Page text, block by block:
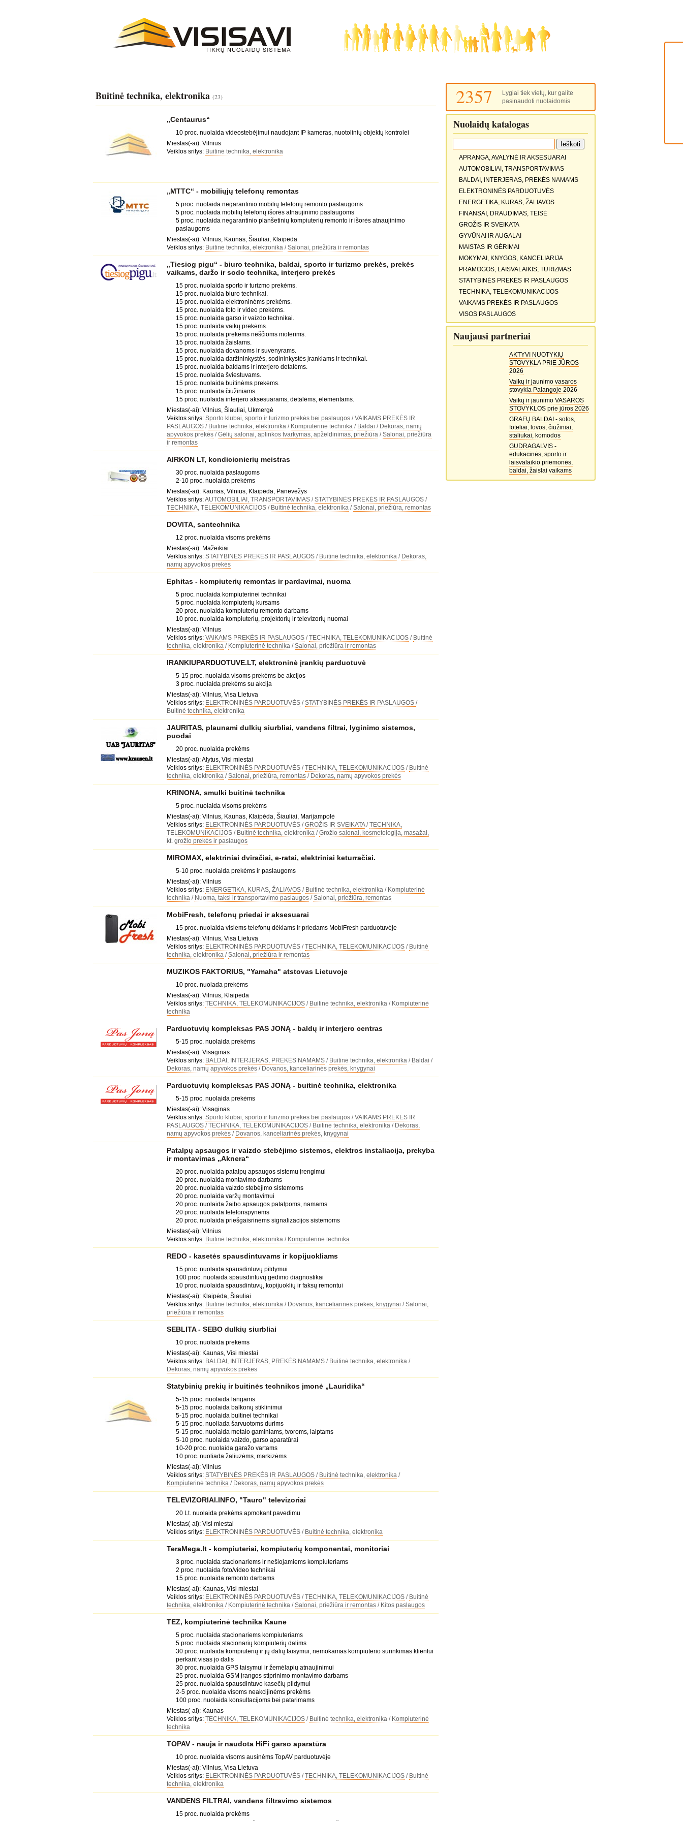
Buitinė technika, elektronika (23)
„Centaurus“
10 proc. nuolaida videostebėjimui naudojant IP kameras, nuotolinių objektų kontrolei
Miestas(-ai): Vilnius
Veiklos sritys: Buitinė technika, elektronika
„MTTC“ - mobiliųjų telefonų remontas
5 proc. nuolaida negarantinio mobilių telefonų remonto paslaugoms
5 proc. nuolaida mobilių telefonų išorės atnaujinimo paslaugoms
5 proc. nuolaida negarantinio planšetinių kompiuterių remonto ir išorės atnaujinimo
paslaugoms
Miestas(-ai): Vilnius, Kaunas, Šiauliai, Klaipėda
Veiklos sritys: Buitinė technika, elektronika/Salonai, priežiūra ir remontas
„Tiesiog pigu“ - biuro technika, baldai, sporto ir turizmo prekės, prekės
vaikams, daržo ir sodo technika, interjero prekės
15 proc. nuolaida sporto ir turizmo prekėms.
15 proc. nuolaida biuro technikai.
15 proc. nuolaida elektroninėms prekėms.
15 proc. nuolaida foto ir video prekėms.
15 proc. nuolaida garso ir vaizdo technikai.
15 proc. nuolaida vaikų prekėms.
15 proc. nuolaida prekėms nėščioms moterims.
15 proc. nuolaida žaislams.
15 proc. nuolaida dovanoms ir suvenyrams.
15 proc. nuolaida daržininkystės, sodininkystės įrankiams ir technikai.
15 proc. nuolaida baldams ir interjero detalėms.
15 proc. nuolaida šviestuvams.
15 proc. nuolaida buitinėms prekėms.
15 proc. nuolaida čiužiniams.
15 proc. nuolaida interjero aksesuarams, detalėms, elementams.
Miestas(-ai): Vilnius, Šiauliai, Ukmergė
Veiklos sritys: Sporto klubai, sporto ir turizmo prekės bei paslaugos/VAIKAMS PREKĖS IR
PASLAUGOS/ Buitinė technika, elektronika/ Kompiuterinė technika/ Baldai / Dekoras, namų
apyvokos prekės/Gėlių salonai, aplinkos tvarkymas, apželdinimas, priežiūra/Salonai, priežiūra
ir remontas
AIRKON LT, kondicionierių meistras
30 proc. nuolaida paslaugoms
2-10 proc. nuolaida prekėms
Miestas(-ai): Kaunas, Vilnius, Klaipėda, Panevėžys
Veiklos sritys:AUTOMOBILIAI, TRANSPORTAVIMAS/STATYBINĖS PREKĖS IR PASLAUGOS /
TECHNIKA, TELEKOMUNIKACIJOS/ Buitinė technika, elektronika/Salonai, priežiūra, remontas
DOVITA, santechnika
12 proc. nuolaida visoms prekėms
Miestas(-ai): Mažeikiai
Veiklos sritys: STATYBINĖS PREKĖS IR PASLAUGOS / Buitinė technika, elektronika/ Dekoras,
namų apyvokos prekės
Ephitas - kompiuterių remontas ir pardavimai, nuoma
5 proc. nuolaida kompiuterinei technikai
5 proc. nuolaida kompiuterių kursams
20 proc. nuolaida kompiuterių remonto darbams
10 proc. nuolaida kompiuterių, projektorių ir televizorių nuomai
Miestas(-ai): Vilnius
Veiklos sritys: VAIKAMS PREKĖS IR PASLAUGOS/TECHNIKA, TELEKOMUNIKACIJOS/ Buitinė
technika, elektronika/ Kompiuterinė technika/Salonai, priežiūra ir remontas
IRANKIUPARDUOTUVE.LT, elektroninė įrankių parduotuvė
5-15 proc. nuolaida visoms prekėms be akcijos
3 proc. nuolaida prekėms su akcija
Miestas(-ai): Vilnius, Visa Lietuva
Veiklos sritys: ELEKTRONINĖS PARDUOTUVĖS/STATYBINĖS PREKĖS IR PASLAUGOS /
Buitinė technika, elektronika
JAURITAS, plaunami dulkių siurbliai, vandens filtrai, lyginimo sistemos,
puodai
20 proc. nuolaida prekėms
Miestas(-ai): Alytus, Visi miestai
Veiklos sritys: ELEKTRONINĖS PARDUOTUVĖS/TECHNIKA, TELEKOMUNIKACIJOS/ Buitinė
technika, elektronika/Salonai, priežiūra, remontas/ Dekoras, namų apyvokos prekės
KRINONA, smulki buitinė technika
5 proc. nuolaida visoms prekėms
Miestas(-ai): Vilnius, Kaunas, Klaipėda, Šiauliai, Marijampolė
Veiklos sritys: ELEKTRONINĖS PARDUOTUVĖS/GROŽIS IR SVEIKATA/TECHNIKA,
TELEKOMUNIKACIJOS/ Buitinė technika, elektronika/Grožio salonai, kosmetologija, masažai,
kt. grožio prekės ir paslaugos
MIROMAX, elektriniai dviračiai, e-ratai, elektriniai keturračiai.
5-10 proc. nuolaida prekėms ir paslaugoms
Miestas(-ai): Vilnius
Veiklos sritys: ENERGETIKA, KURAS, ŽALIAVOS/ Buitinė technika, elektronika/ Kompiuterinė
technika/ Nuoma, taksi ir transportavimo paslaugos/Salonai, priežiūra, remontas
MobiFresh, telefonų priedai ir aksesuarai
15 proc. nuolaida visiems telefonų dėklams ir priedams MobiFresh parduotuvėje
Miestas(-ai): Vilnius, Visa Lietuva
Veiklos sritys: ELEKTRONINĖS PARDUOTUVĖS/TECHNIKA, TELEKOMUNIKACIJOS/ Buitinė
technika, elektronika/Salonai, priežiūra ir remontas
MUZIKOS FAKTORIUS, "Yamaha" atstovas Lietuvoje
10 proc. nuolada prekėms
Miestas(-ai): Vilnius, Klaipėda
Veiklos sritys: TECHNIKA, TELEKOMUNIKACIJOS/ Buitinė technika, elektronika/ Kompiuterinė
technika
Parduotuvių kompleksas PAS JONĄ - baldų ir interjero centras
5-15 proc. nuolaida prekėms
Miestas(-ai): Visaginas
Veiklos sritys: BALDAI, INTERJERAS, PREKĖS NAMAMS/ Buitinė technika, elektronika/ Baldai /
Dekoras, namų apyvokos prekės/ Dovanos, kanceliarinės prekės, knygynai
Parduotuvių kompleksas PAS JONĄ - buitinė technika, elektronika
5-15 proc. nuolaida prekėms
Miestas(-ai): Visaginas
Veiklos sritys: Sporto klubai, sporto ir turizmo prekės bei paslaugos/VAIKAMS PREKĖS IR
PASLAUGOS/TECHNIKA, TELEKOMUNIKACIJOS/ Buitinė technika, elektronika/ Dekoras,
namų apyvokos prekės/ Dovanos, kanceliarinės prekės, knygynai
Patalpų apsaugos ir vaizdo stebėjimo sistemos, elektros instaliacija, prekyba
ir montavimas „Aknera“
20 proc. nuolaida patalpų apsaugos sistemų įrengimui
20 proc. nuolaida montavimo darbams
20 proc. nuolaida vaizdo stebėjimo sistemoms
20 proc. nuolaida varžų montavimui
20 proc. nuolaida žaibo apsaugos patalpoms, namams
20 proc. nuolaida telefonspynėms
20 proc. nuolaida priešgaisrinėms signalizacijos sistemoms
Miestas(-ai): Vilnius
Veiklos sritys: Buitinė technika, elektronika/ Kompiuterinė technika
REDO - kasetės spausdintuvams ir kopijuokliams
15 proc. nuolaida spausdintuvų pildymui
100 proc. nuolaida spausdintuvų gedimo diagnostikai
10 proc. nuolaida spausdintuvų, kopijuoklių ir faksų remontui
Miestas(-ai): Klaipėda, Šiauliai
Veiklos sritys: Buitinė technika, elektronika/ Dovanos, kanceliarinės prekės, knygynai /Salonai,
priežiūra ir remontas
SEBLITA - SEBO dulkių siurbliai
10 proc. nuolaida prekėms
Miestas(-ai): Kaunas, Visi miestai
Veiklos sritys: BALDAI, INTERJERAS, PREKĖS NAMAMS/ Buitinė technika, elektronika/
Dekoras, namų apyvokos prekės
Statybinių prekių ir buitinės technikos įmonė „Lauridika“
5-15 proc. nuolaida langams
5-15 proc. nuolaida balkonų stiklinimui
5-15 proc. nuolaida buitinei technikai
5-15 proc. nuoliada šarvuotoms durims
5-15 proc. nuolaida metalo gaminiams, tvoroms, laiptams
5-10 proc. nuolaida vaizdo, garso aparatūrai
10-20 proc. nuolaida garažo vartams
10 proc. nuoliada žaliuzėms, markizėms
Miestas(-ai): Vilnius
Veiklos sritys: STATYBINĖS PREKĖS IR PASLAUGOS / Buitinė technika, elektronika/
Kompiuterinė technika/ Dekoras, namų apyvokos prekės
TELEVIZORIAI.INFO, "Tauro" televizoriai
20 Lt. nuolaida prekėms apmokant pavedimu
Miestas(-ai): Visi miestai
Veiklos sritys: ELEKTRONINĖS PARDUOTUVĖS/ Buitinė technika, elektronika
TeraMega.lt - kompiuteriai, kompiuterių komponentai, monitoriai
3 proc. nuolaida stacionariems ir nešiojamiems kompiuteriams
2 proc. nuolaida foto/video technikai
15 proc. nuolaida remonto darbams
Miestas(-ai): Kaunas, Visi miestai
Veiklos sritys: ELEKTRONINĖS PARDUOTUVĖS/TECHNIKA, TELEKOMUNIKACIJOS/ Buitinė
technika, elektronika/ Kompiuterinė technika/Salonai, priežiūra ir remontas/ Kitos paslaugos
TEZ, kompiuterinė technika Kaune
5 proc. nuolaida stacionariems kompiuteriams
5 proc. nuolaida stacionarių kompiuterių dalims
30 proc. nuolaida kompiuterių ir jų dalių taisymui, nemokamas kompiuterio surinkimas klientui
perkant visas jo dalis
30 proc. nuolaida GPS taisymui ir žemėlapių atnaujinimui
25 proc. nuolaida GSM įrangos stiprinimo montavimo darbams
25 proc. nuolaida spausdintuvo kasečių pildymui
2-5 proc. nuolaida visoms neakcijinėms prekėms
100 proc. nuolaida konsultacijoms bei patarimams
Miestas(-ai): Kaunas
Veiklos sritys: TECHNIKA, TELEKOMUNIKACIJOS/ Buitinė technika, elektronika/ Kompiuterinė
technika
TOPAV - nauja ir naudota HiFi garso aparatūra
10 proc. nuolaida visoms ausinėms TopAV parduotuvėje
Miestas(-ai): Vilnius, Visa Lietuva
Veiklos sritys: ELEKTRONINĖS PARDUOTUVĖS/TECHNIKA, TELEKOMUNIKACIJOS/ Buitinė
technika, elektronika
VANDENS FILTRAI, vandens filtravimo sistemos
15 proc. nuolaida prekėms
2357
Lygiai tiek vietų, kur galite
pasinaudoti nuolaidomis
Nuolaidų katalogas
APRANGA, AVALYNĖ IR AKSESUARAI
AUTOMOBILIAI, TRANSPORTAVIMAS
BALDAI, INTERJERAS, PREKĖS NAMAMS
ELEKTRONINĖS PARDUOTUVĖS
ENERGETIKA, KURAS, ŽALIAVOS
FINANSAI, DRAUDIMAS, TEISĖ
GROŽIS IR SVEIKATA
GYVŪNAI IR AUGALAI
MAISTAS IR GĖRIMAI
MOKYMAI, KNYGOS, KANCELIARIJA
PRAMOGOS, LAISVALAIKIS, TURIZMAS
STATYBINĖS PREKĖS IR PASLAUGOS
TECHNIKA, TELEKOMUNIKACIJOS
VAIKAMS PREKĖS IR PASLAUGOS
VISOS PASLAUGOS
Naujausi partneriai
AKTYVI NUOTYKIŲ
STOVYKLA PRIE JŪROS
2026
Vaikų ir jaunimo vasaros
stovykla Palangoje 2026
Vaikų ir jaunimo VASAROS
STOVYKLOS prie jūros 2026
GRAFŲ BALDAI - sofos,
foteliai, lovos, čiužiniai,
staliukai, komodos
GUDRAGALVIS -
edukacinės, sporto ir
laisvalaikio priemonės,
baldai, žaislai vaikams